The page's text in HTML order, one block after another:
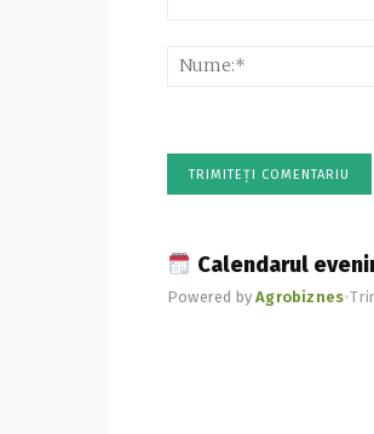
Calendarul
Powered byAgrobiznes•